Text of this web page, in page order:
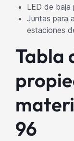
LED de baja
Juntas para
estaciones
Tabla
96